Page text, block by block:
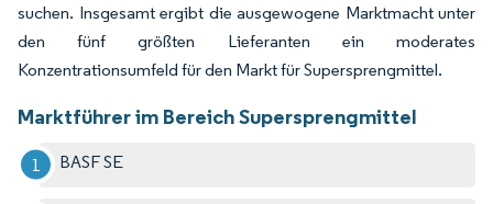
suchen. Insgesamt ergibt die ausgewogene Marktmacht unter
den fünf größten Lieferanten ein moderates
Konzentrationsumfeld für den Markt für Supersprengmittel.
Marktführer im Bereich Supersprengmittel
BASF SE